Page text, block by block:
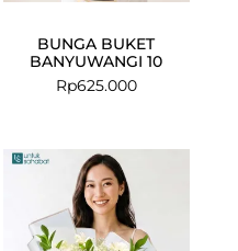
BUNGA BUKET
BANYUWANGI 10
Rp625.000